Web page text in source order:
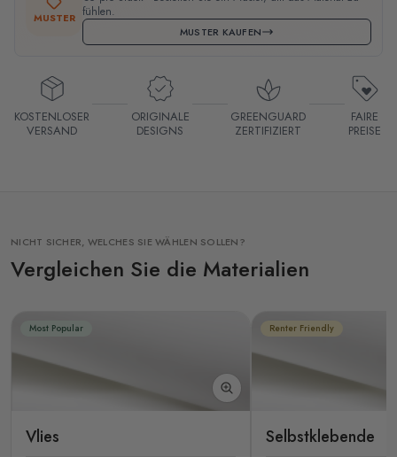
MUSTER fühlen.
MUSTER KAUFEN
KOSTENLOSER
VERSAND
ORIGINALE
DESIGNS
GREENGUARD
ZERTIFIZIERT
FAIRE
PREISE
NICHT SICHER, WELCHES SIE WÄHLEN SOLLEN?
Vergleichen Sie die Materialien
Most Popular
Vlies
Renter Friendly
Selbstklebende